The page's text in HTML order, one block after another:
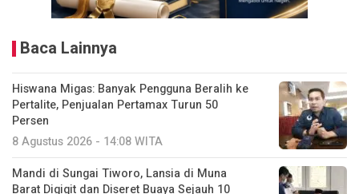
Baca Lainnya
Hiswana Migas: Banyak Pengguna Beralih ke
Pertalite, Penjualan Pertamax Turun 50
Persen
8 Agustus 2026 - 14:08 WITA
Mandi di Sungai Tiworo, Lansia di Muna
Barat Digigit dan Diseret Buaya Sejauh 10